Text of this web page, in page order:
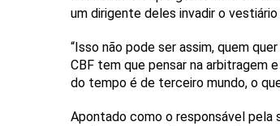
um dirigente deles invadir o vestiário
“Isso não pode ser assim, quem
CBF tem que pensar na arbitragem
do tempo é de terceiro mundo, o
Apontado como o responsável